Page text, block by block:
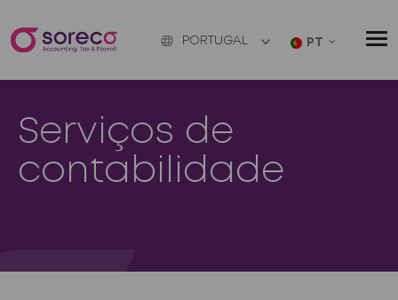
PORTUGAL PT
Serviços de
contabilidade